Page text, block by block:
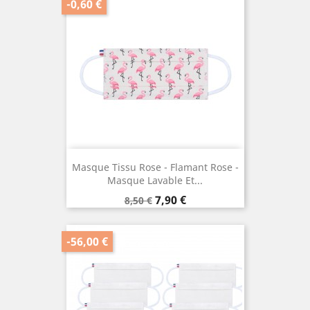
Masque Tissu Rose - Flamant Rose -
Masque Lavable Et...
Prix
de
base
8,50 €
-0,60 €
Prix
7,90 €
-56,00 €